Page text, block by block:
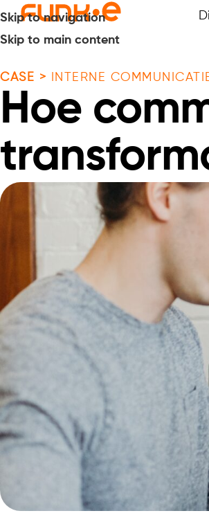
Skip to navigation
Skip to main content
CASE > INTERNE
Hoe